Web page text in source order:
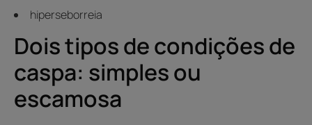
hiperseborreia
Dois tipos de condições de
caspa: simples ou
escamosa